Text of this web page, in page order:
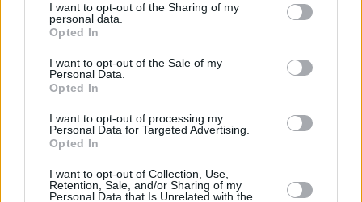
I want to opt-out of the Sharing of my
personal data.
Opted In
I want to opt-out of the Sale of my
Personal Data.
Opted In
I want to opt-out of processing my
Personal Data for Targeted Advertising.
Opted In
I want to opt-out of Collection, Use,
Retention, Sale, and/or Sharing of my
Personal Data that Is Unrelated with the